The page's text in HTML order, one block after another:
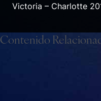
Victoria – Charlotte
Contenido